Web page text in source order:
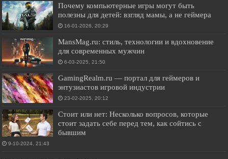
Почему компьютерные игры могут быть
полезны для детей: взгляд мамы, а не геймера
16-01-2026, 20:29
MansMag.ru: стиль, технологии и вдохновение
для современных мужчин
6-03-2025, 21:50
GamingRealm.ru — портал для геймеров и
энтузиастов игровой индустрии
23-02-2025, 20:12
Стоит или нет: Несколько вопросов, которые
стоит задать себе перед тем, как сойтись с
бывшим
9-10-2024, 21:43